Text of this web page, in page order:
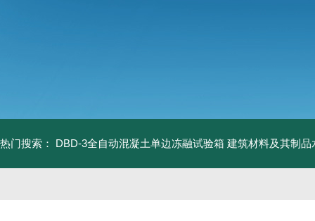
热门搜索： DBD-3全自动混凝土单边冻融试验箱 建筑材料及其制